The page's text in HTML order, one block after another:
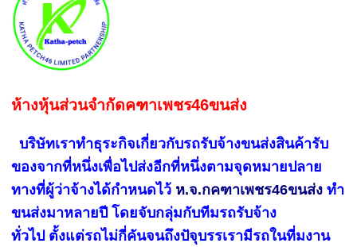
ห้างหุ้นส่วนจำกัดคฑาเพชร46ขนส่ง
บริษัทเราทำธุระกิจเกี่ยวกับรถรับจ้างขนส่งสินค้ารับ
ของจากที่หนึ่งเพื่อไปส่งอีกที่หนึ่งตามจุดหมายปลาย
ทางที่ผู้ว่าจ้างได้กำหนดไว้ ห.จ.กคฑาเพชร46ขนส่ง ทำ
ขนส่งมาหลายปี โดยจับกลุ่มกับทีมรถรับจ้าง
ทั่วไป ตั้งแต่รถไม่กี่คันจนถึงปัจุบรรเรามีรถในที่มงาน